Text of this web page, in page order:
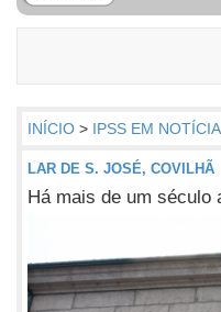
INÍCIO > IPSS EM NOTÍCIA
LAR DE S. JOSÉ, COVILHÃ
Há mais de um século